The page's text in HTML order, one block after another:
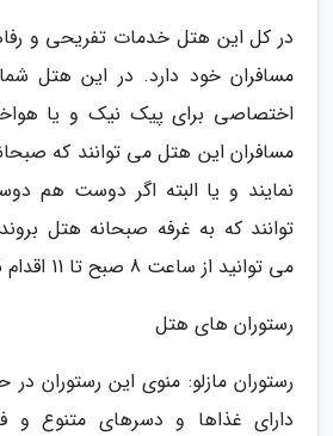
در کل این هتل خدمات تفریحی و
مسافران خود دارد. در این هتل
اختصاصی برای پیک نیک و یا
مسافران این هتل می توانند که
نمایند و یا البته اگر دوست هم
توانند که به غرفه صبحانه هتل
می توانید از ساعت 8 صبح تا 11 اقدام نمایید.
رستوران های هتل
دارای غذاها و دسرهای متنوع و